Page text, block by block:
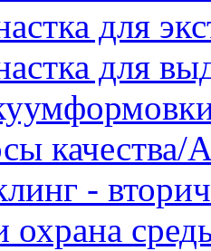
для
для
качества/
-
охрана